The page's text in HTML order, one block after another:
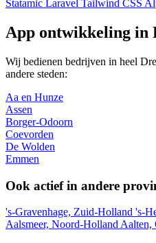
Statamic Laravel Tailwind CSS
App ontwikkeling in
Wij bedienen bedrijven in heel
andere steden:
Aa en Hunze
Assen
Borger-Odoorn
Coevorden
De Wolden
Emmen
Ook actief in andere
's-Gravenhage, Zuid-Holland 's-
Aalsmeer, Noord-Holland Aalten,